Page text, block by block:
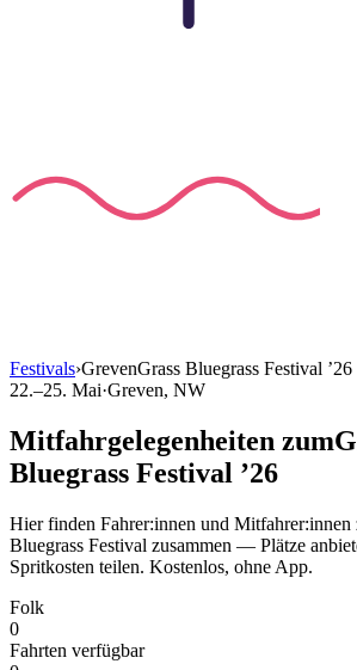
Festivals›GrevenGrass Bluegrass Festival ’26
22.–25. Mai·Greven, NW
Mitfahrgelegenheiten zum
Bluegrass Festival ’26
Hier finden Fahrer:innen und Mitfahrer:innen
Bluegrass Festival zusammen — Plätze
Spritkosten teilen. Kostenlos, ohne App.
Folk
0
Fahrten verfügbar